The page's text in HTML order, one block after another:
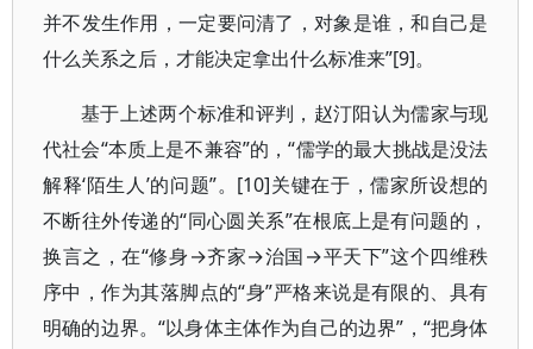
并不发生作用，一定要问清了，对象是谁，和自己是
什么关系之后，才能决定拿出什么标准来”[9]。
基于上述两个标准和评判，赵汀阳认为儒家与现
代社会“本质上是不兼容”的，“儒学的最大挑战是没法
解释‘陌生人’的问题”。[10]关键在于，儒家所设想的
不断往外传递的“同心圆关系”在根底上是有问题的，
换言之，在“修身→齐家→治国→平天下”这个四维秩
序中，作为其落脚点的“身”严格来说是有限的、具有
明确的边界。“以身体主体作为自己的边界”，“把身体